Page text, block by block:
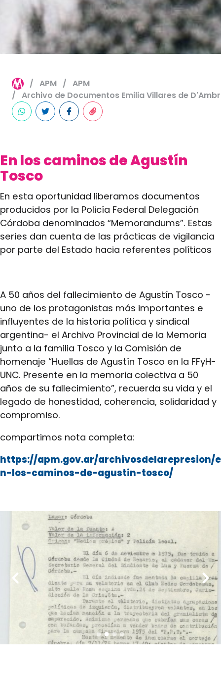
APM
APM
Archivo de Documentos Emilia Villares de
En los caminos de Agustín
Tosco
En esta oportunidad liberamos documentos
producidos por la Policía Federal Delegación
Córdoba denominados “Memorandums”. Estas
series dan cuenta de las prácticas de vigilancia
por parte del Estado hacia referentes políticos
A 50 años del fallecimiento de Agustín Tosco -
uno de los protagonistas más importantes e
influyentes de la historia política y sindical
argentina- el Archivo Provincial de la Memoria
junto a la familia Tosco y la Comisión de
homenaje “Huellas de Agustín Tosco en la FFyH-
UNC. Presente en la memoria colectiva a 50
años de su fallecimiento”, recuerda su vida y el
legado de honestidad, coherencia, solidaridad y
compromiso.
compartimos nota completa:
https://apm.gov.ar/archivosdelarepresion/e
n-los-caminos-de-agustin-tosco/